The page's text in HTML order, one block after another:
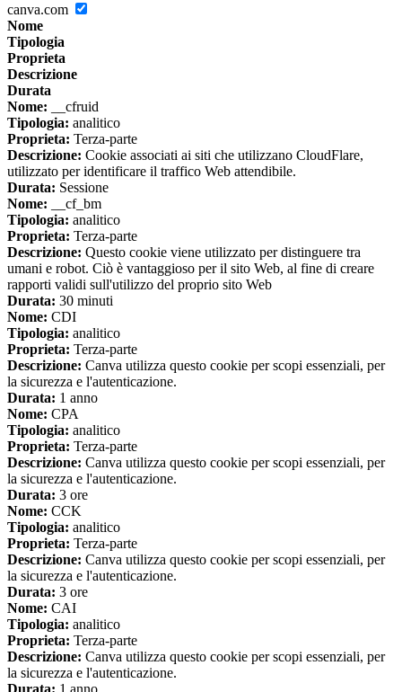
canva.com
Nome
Tipologia
Proprieta
Descrizione
Durata
Nome: __cfruid
Tipologia: analitico
Proprieta: Terza-parte
Descrizione: Cookie associati ai siti che utilizzano CloudFlare,
utilizzato per identificare il traffico Web attendibile.
Durata: Sessione
Nome: __cf_bm
Tipologia: analitico
Proprieta: Terza-parte
Descrizione: Questo cookie viene utilizzato per distinguere tra
umani e robot. Ciò è vantaggioso per il sito Web, al fine di creare
rapporti validi sull'utilizzo del proprio sito Web
Durata: 30 minuti
Nome: CDI
Tipologia: analitico
Proprieta: Terza-parte
Descrizione: Canva utilizza questo cookie per scopi essenziali, per
la sicurezza e l'autenticazione.
Durata: 1 anno
Nome: CPA
Tipologia: analitico
Proprieta: Terza-parte
Descrizione: Canva utilizza questo cookie per scopi essenziali, per
la sicurezza e l'autenticazione.
Durata: 3 ore
Nome: CCK
Tipologia: analitico
Proprieta: Terza-parte
Descrizione: Canva utilizza questo cookie per scopi essenziali, per
la sicurezza e l'autenticazione.
Durata: 3 ore
Nome: CAI
Tipologia: analitico
Proprieta: Terza-parte
Descrizione: Canva utilizza questo cookie per scopi essenziali, per
la sicurezza e l'autenticazione.
Durata: 1 anno